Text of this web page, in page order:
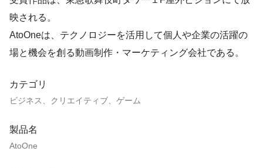
映される。
AtoOneは、テクノロジーを活用して個人や企業の活躍の
場と機会を創る動画制作・マーケティング会社である。
カテゴリ
ビジネス、クリエイティブ、ゲーム
製品名
AtoOne